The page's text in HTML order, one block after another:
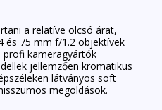
a relatíve olcsó árat,
és 75 mm f/1.2 objektívek
profi kameragyártók
jellemzően kromatikus
látványos soft
megoldások.